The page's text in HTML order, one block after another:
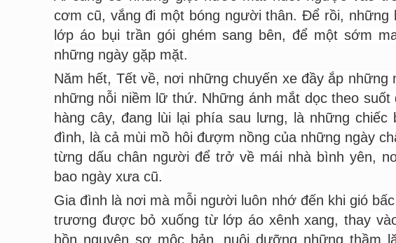
cơm cũ, vắng đi một bóng người thân. Để rồi, những
lớp áo bụi trần gói ghém sang bên, để một sớm
những ngày gặp mặt.
Năm hết, Tết về, nơi những chuyến xe đầy ắp
những nỗi niềm lữ thứ. Những ánh mắt dọc theo
hàng cây, đang lùi lại phía sau lưng, là những
đình, là cả mùi mồ hôi đượm nồng của những ngày
từng dấu chân người để trở về mái nhà bình yên,
bao ngày xưa cũ.
Gia đình là nơi mà mỗi người luôn nhớ đến khi gió
trương được bỏ xuống từ lớp áo xênh xang, thay
hồn nguyên sơ mộc bản, nuôi dưỡng những thầm